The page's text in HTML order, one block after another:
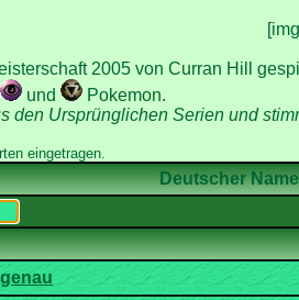
2005 von Curran Hill
und
Pokemon.
den Ursprünglichen Serien und
Deutscher Name